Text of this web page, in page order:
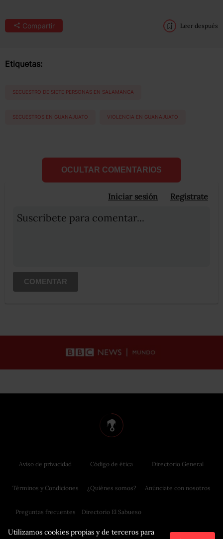
Compartir Leer después
Etiquetas:
SECUESTRO DE SIETE PERSONAS EN SALAMANCA
SECUESTROS EN GUANAJUATO VIOLENCIA EN GUANAJUATO
OCULTAR COMENTARIOS
Iniciar sesión Registrate
Suscribete para comentar...
COMENTAR
Utilizamos cookies propias y de terceros para
Aviso de privacidad
Términos y Condiciones
Preguntas frecuentes
Código de ética
¿Quiénes somos?
Directorio El Sabueso
Directorio General
Anúnciate con nosotros